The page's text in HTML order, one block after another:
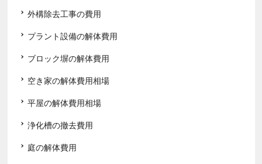
外構除去工事の費用
プラント設備の解体費用
ブロック塀の解体費用
空き家の解体費用相場
平屋の解体費用相場
浄化槽の撤去費用
庭の解体費用